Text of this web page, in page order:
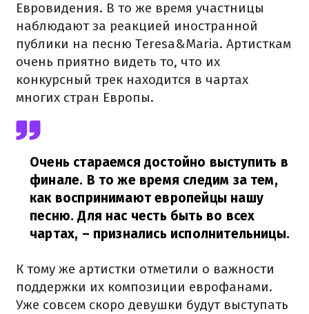
Евровидения. В то же время участницы
наблюдают за реакцией иностранной
публики на песню Teresa&Maria. Артисткам
очень приятно видеть то, что их
конкурсный трек находится в чартах
многих стран Европы.
Очень стараемся достойно выступить в
финале. В то же время следим за тем,
как воспринимают европейцы нашу
песню. Для нас честь быть во всех
чартах, – признались исполнительницы.
К тому же артистки отметили о важности
поддержки их композиции еврофанами.
Уже совсем скоро девушки будут выступать